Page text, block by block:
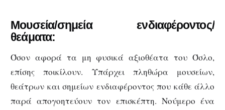
Μουσεία/σημεία ενδιαφέροντος/
θεάματα:
Όσον αφορά τα μη φυσικά αξιοθέατα του Όσλο,
επίσης ποικίλουν. Υπάρχει πληθώρα μουσείων,
θεάτρων και σημείων ενδιαφέροντος που κάθε άλλο
παρά απογοητεύουν τον επισκέπτη. Νούμερο ένα